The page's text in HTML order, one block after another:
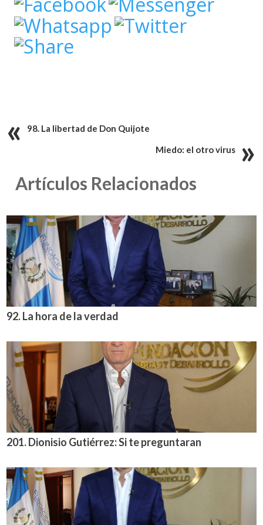
98. La libertad de Don Quijote
Miedo: el otro virus
Artículos Relacionados
92. La hora de la verdad
201. Dionisio Gutiérrez: Si te preguntaran